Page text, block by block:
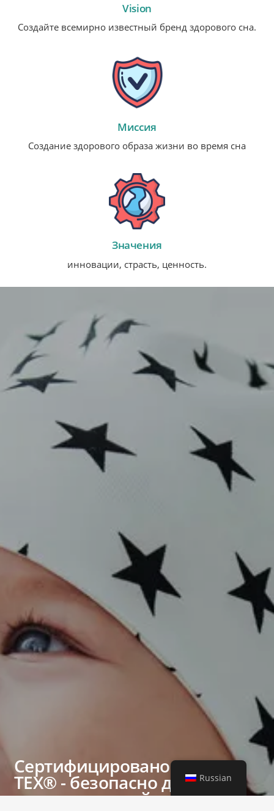
Vision
Создайте всемирно известный бренд здорового сна.
Миссия
Создание здорового образа жизни во время сна
Значения
инновации, страсть, ценность.
Сертифицировано OEKO-
TEX® - безопасно для
чувствительной кожи
Russian